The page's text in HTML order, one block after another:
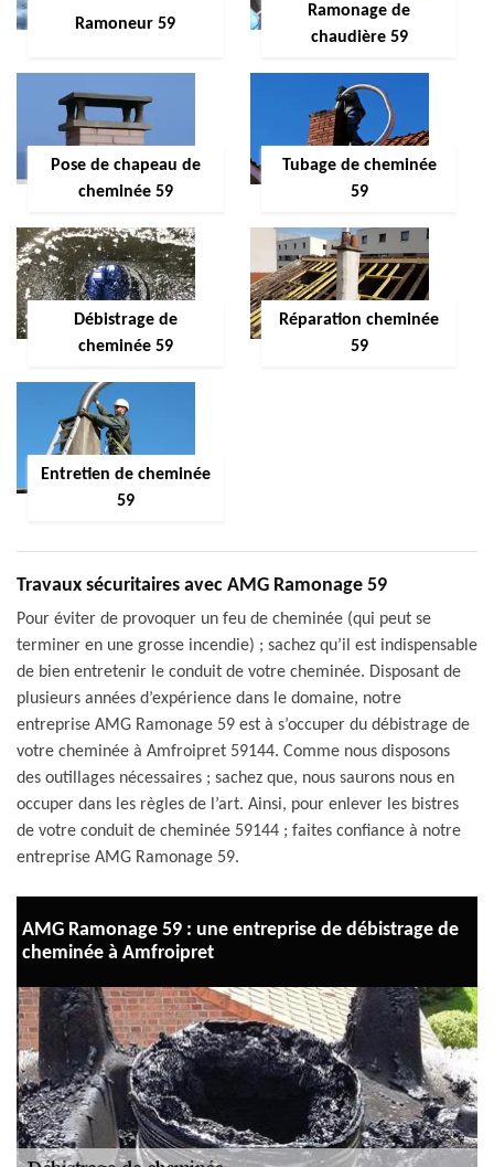
Ramoneur 59
Ramonage de
chaudière 59
Pose de chapeau de
cheminée 59
Tubage de cheminée
59
Débistrage de
cheminée 59
Réparation cheminée
59
Entretien de cheminée
59
Travaux sécuritaires avec AMG Ramonage 59
Pour éviter de provoquer un feu de cheminée (qui peut se
terminer en une grosse incendie) ; sachez qu’il est indispensable
de bien entretenir le conduit de votre cheminée. Disposant de
plusieurs années d’expérience dans le domaine, notre
entreprise AMG Ramonage 59 est à s’occuper du débistrage de
votre cheminée à Amfroipret 59144. Comme nous disposons
des outillages nécessaires ; sachez que, nous saurons nous en
occuper dans les règles de l’art. Ainsi, pour enlever les bistres
de votre conduit de cheminée 59144 ; faites confiance à notre
entreprise AMG Ramonage 59.
AMG Ramonage 59 : une entreprise de débistrage de
cheminée à Amfroipret